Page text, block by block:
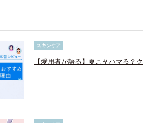
スキンケア
【愛用者が語る】夏こそハマる？